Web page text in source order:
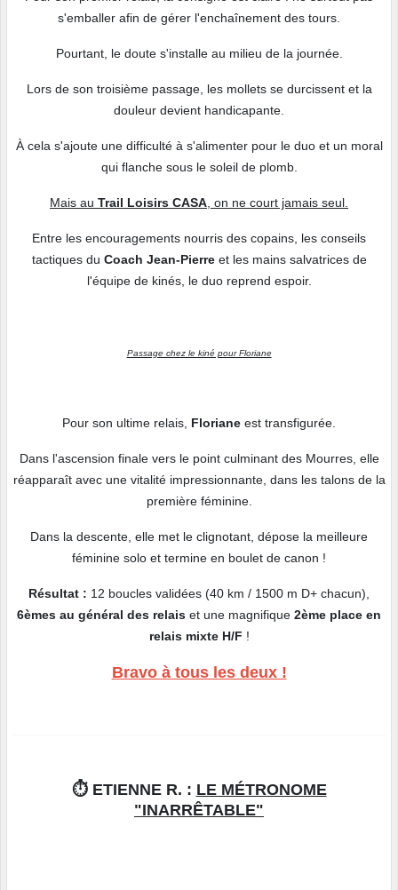
s'emballer afin de gérer l'enchaînement des tours.
Pourtant, le doute s'installe au milieu de la journée.
Lors de son troisième passage, les mollets se durcissent et la
douleur devient handicapante.
À cela s'ajoute une difficulté à s'alimenter pour le duo et un moral
qui flanche sous le soleil de plomb.
Mais au Trail Loisirs CASA , on ne court jamais seul.
Entre les encouragements nourris des copains, les conseils
tactiques du Coach Jean-Pierre et les mains salvatrices de
l'équipe de kinés, le duo reprend espoir.
Passage chez le kiné pour Floriane
Pour son ultime relais, Floriane est transfigurée.
Dans l'ascension finale vers le point culminant des Mourres, elle
réapparaît avec une vitalité impressionnante, dans les talons de la
première féminine.
Dans la descente, elle met le clignotant, dépose la meilleure
féminine solo et termine en boulet de canon !
Résultat : 12 boucles validées (40 km / 1500 m D+ chacun),
6èmes au général des relais et une magnifique 2ème place en
relais mixte H/F !
Bravo à tous les deux !
⏱️ ETIENNE R. : LE MÉTRONOME
"INARRÊTABLE"